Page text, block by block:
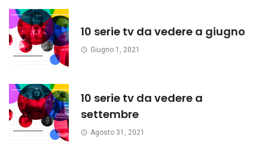
10 serie tv da vedere a giugno
Giugno 1, 2021
10 serie tv da vedere a
settembre
Agosto 31, 2021